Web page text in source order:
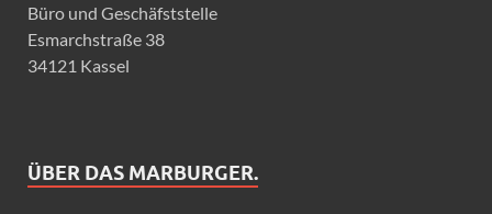
Büro und Geschäfststelle
Esmarchstraße 38
34121 Kassel
ÜBER DAS MARBURGER.